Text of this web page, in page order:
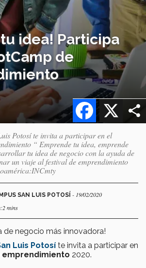
tu idea! Participa
de
X
Facebook
Potosí te invita a participar en el
“ Emprende tu idea, emprende
tu idea de negocio con la ayuda de
un viaje al festival de emprendimiento
SAN LUIS POTOSÍ - 19/02/2020
mins
de negocio más innovadora!
Luis Potosí te invita a participar en
emprendimiento 2020.